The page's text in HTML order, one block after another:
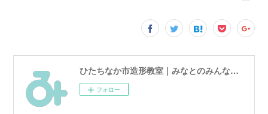
ひたちなか市造形教室｜みなとのみんなのアトリエ
フォロー